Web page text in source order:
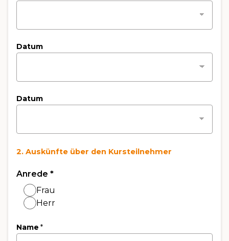
Datum
Datum
2. Auskünfte über den Kursteilnehmer
Anrede *
Frau
Herr
Name *